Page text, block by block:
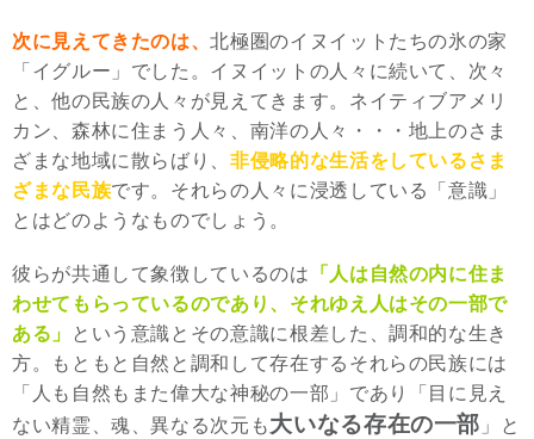
次に見えてきたのは、北極圏のイヌイットたちの氷の家
「イグルー」でした。イヌイットの人々に続いて、次々
と、他の民族の人々が見えてきます。ネイティブアメリ
カン、森林に住まう人々、南洋の人々・・・地上のさま
ざまな地域に散らばり、非侵略的な生活をしているさま
ざまな民族です。それらの人々に浸透している「意識」
とはどのようなものでしょう。
彼らが共通して象徴しているのは 「人は自然の内に住ま
わせてもらっているのであり、それゆえ人はその一部で
ある」 という意識とその意識に根差した、調和的な生き
方。もともと自然と調和して存在するそれらの民族には
「人も自然もまた偉大な神秘の一部」であり「目に見え
ない精霊、魂、異なる次元も大いなる存在の一部 」と